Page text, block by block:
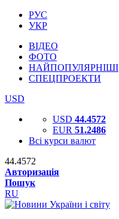
РУС
УКР
ВІДЕО
ФОТО
НАЙПОПУЛЯРНІШІ
СПЕЦПРОЕКТИ
USD
USD 44.4572
EUR 51.2486
Всі курси валют
44.4572
Авторизація
Пошук
RU